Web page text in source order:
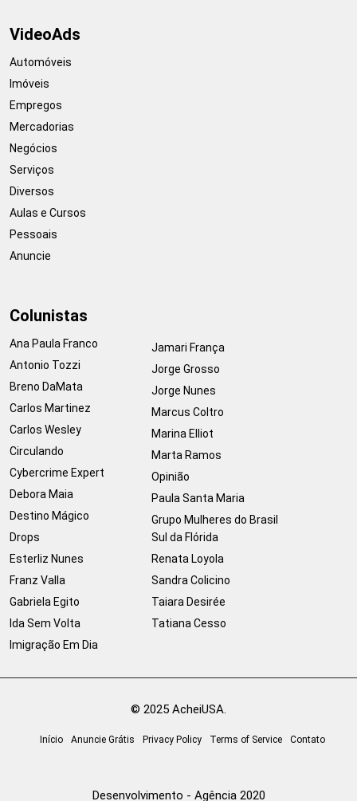
VideoAds
Automóveis
Imóveis
Empregos
Mercadorias
Negócios
Serviços
Diversos
Aulas e Cursos
Pessoais
Anuncie
Colunistas
Ana Paula Franco
Antonio Tozzi
Breno DaMata
Carlos Martinez
Carlos Wesley
Circulando
Cybercrime Expert
Debora Maia
Destino Mágico
Drops
Esterliz Nunes
Franz Valla
Gabriela Egito
Ida Sem Volta
Imigração Em Dia
Jamari França
Jorge Grosso
Jorge Nunes
Marcus Coltro
Marina Elliot
Marta Ramos
Opinião
Paula Santa Maria
Grupo Mulheres do Brasil
Sul da Flórida
Renata Loyola
Sandra Colicino
Taiara Desirée
Tatiana Cesso
© 2025 AcheiUSA.
Início Anuncie Grátis Privacy Policy Terms of Service Contato
Desenvolvimento - Agência 2020